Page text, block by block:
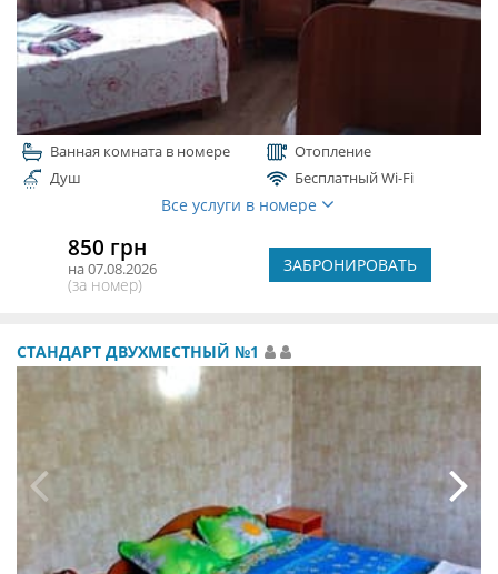
Ванная комната в номере
Отопление
Душ
Бесплатный Wi-Fi
Все услуги в номере
850 грн
на 07.08.2026
(за номер)
ЗАБРОНИРОВАТЬ
СТАНДАРТ ДВУХМЕСТНЫЙ №1